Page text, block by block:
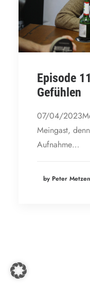
Episode
Gefühlen
07/04/
Meingast,
Aufnahme…
by Peter Metzen